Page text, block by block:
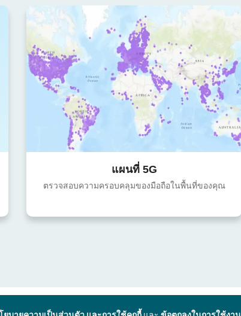
แผนที่ 5G
ตรวจสอบความครอบคลุมของมือถือในพื้นที่ของคุณ